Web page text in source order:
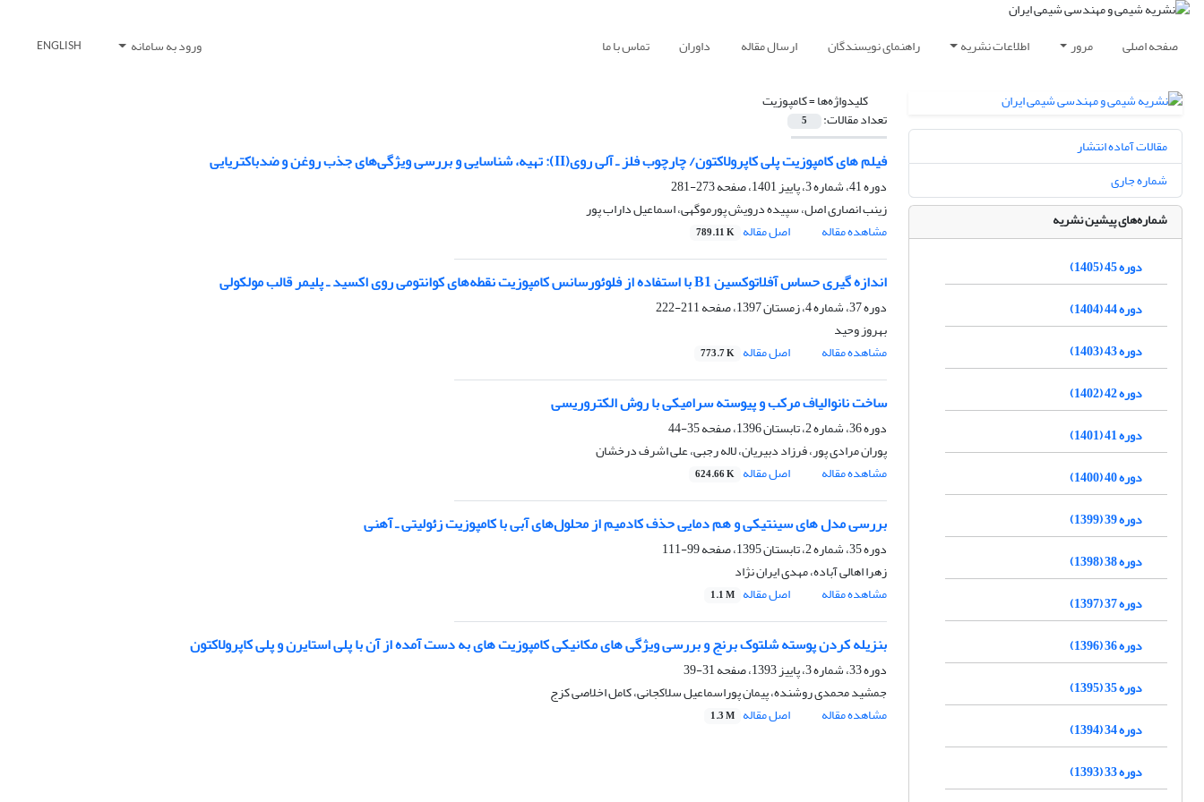
صفحه اصلی مرور اطلاعات نشریه راهنمای نویسندگان ارسال مقاله داوران تماس با ما ورود به سامانه ENGLISH
کلیدواژه‌ها =کامپوزیت
تعداد مقالات: 5
فیلم های کامپوزیت پلی کاپرولاکتون/ چارچوب فلز ـ آلی روی(II): تهیه، شناسایی و بررسی ویژگی‌های جذب روغن و ضدباکتریایی
دوره 41، شماره 3، پاییز 1401، صفحه
273-281
زینب انصاری اصل، سپیده درویش پورموگهی، اسماعیل داراب پور
مشاهده مقاله
اصل مقاله 789.11 K
اندازه گیری حساس آفلاتوکسین B1 با استفاده از فلوئورسانس کامپوزیت نقطه‌های کوانتومی روی اکسید ـ پلیمر قالب مولکولی
دوره 37، شماره 4، زمستان 1397، صفحه
211-222
بهروز وحید
مشاهده مقاله
اصل مقاله 773.7 K
ساخت نانوالیاف مرکب و پیوسته سرامیکی با روش الکتروریسی
دوره 36، شماره 2، تابستان 1396، صفحه
35-44
پوران مرادی پور، فرزاد دبیریان، لاله رجبی، علی اشرف درخشان
مشاهده مقاله
اصل مقاله 624.66 K
بررسی مدل های سینتیکی و هم دمایی حذف کادمیم از محلول‌های آبی با کامپوزیت زئولیتی ـ آهنی
دوره 35، شماره 2، تابستان 1395، صفحه
99-111
زهرا اهالی آباده، مهدی ایران نژاد
مشاهده مقاله
اصل مقاله 1.1 M
بنزیله کردن پوسته شلتوک برنج و بررسی ویژگی های مکانیکی کامپوزیت های به دست آمده از آن با پلی استایرن و پلی کاپرولاکتون
دوره 33، شماره 3، پاییز 1393، صفحه
31-39
جمشید محمدی روشنده، پیمان پوراسماعیل سلاکجانی، کامل اخلاصی کزج
مشاهده مقاله
اصل مقاله 1.3 M
مقالات آماده انتشار
شماره جاری
شماره‌های پیشین نشریه
دوره 45 (1405)
دوره 44 (1404)
دوره 43 (1403)
دوره 42 (1402)
دوره 41 (1401)
دوره 40 (1400)
دوره 39 (1399)
دوره 38 (1398)
دوره 37 (1397)
دوره 36 (1396)
دوره 35 (1395)
دوره 34 (1394)
دوره 33 (1393)